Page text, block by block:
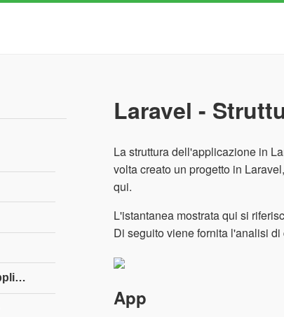
Laravel -
La struttura dell'applicazione in
volta creato un progetto in
qui.
L'istantanea mostrata qui si
Di seguito viene fornita l'analisi
App
Laravel - Struttura dell'applicazione